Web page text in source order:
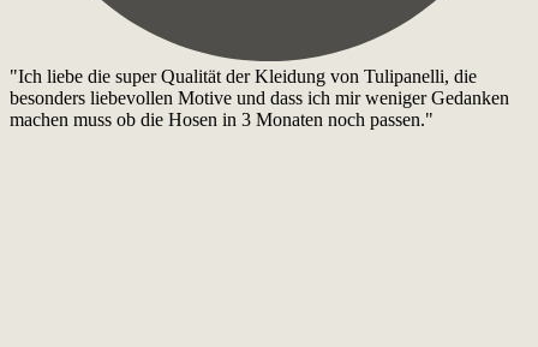
"Ich liebe die super Qualität der Kleidung von Tulipanelli, die
besonders liebevollen Motive und dass ich mir weniger Gedanken
machen muss ob die Hosen in 3 Monaten noch passen."